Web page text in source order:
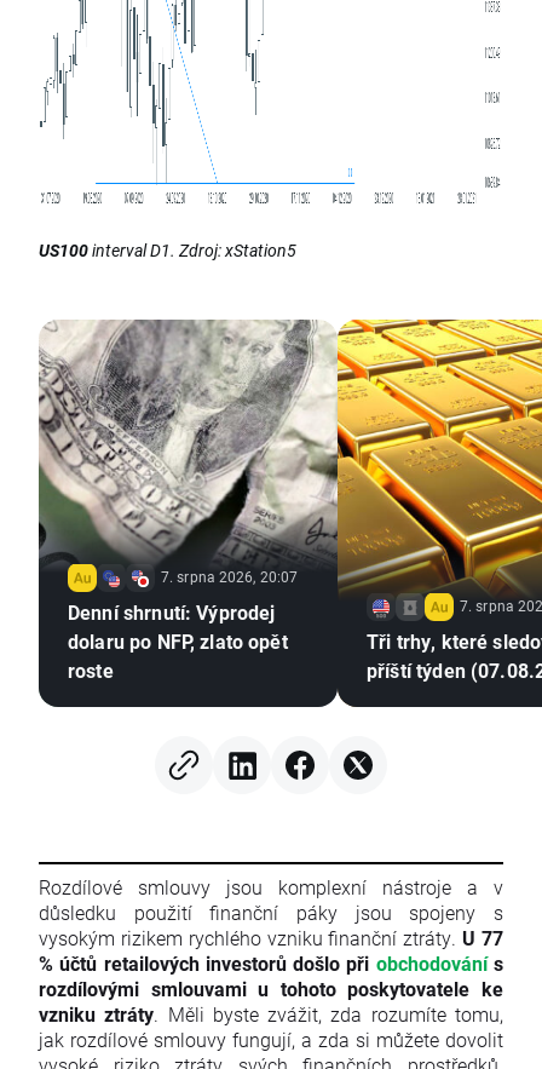
US100interval D1. Zdroj: xStation5
7. srpna 2026, 20:07
Denní shrnutí: Výprodej
dolaru po NFP, zlato opět
roste
7. srpna
Tři trhy, které
příští týden
Rozdílové smlouvy jsou komplexní nástroje a v
důsledku použití finanční páky jsou spojeny s
vysokým rizikem rychlého vzniku finanční ztráty. U 77
% účtů retailových investorů došlo při obchodovánís
rozdílovými smlouvami u tohoto poskytovatele ke
vzniku ztráty. Měli byste zvážit, zda rozumíte tomu,
jak rozdílové smlouvy fungují, a zda si můžete dovolit